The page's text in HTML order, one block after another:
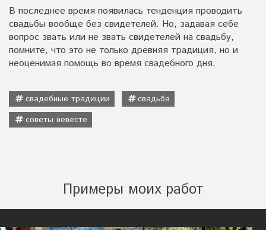
В последнее время появилась тенденция проводить
свадьбы вообще без свидетелей. Но, задавая себе
вопрос звать или не звать свидетелей на свадьбу,
помните, что это не только древняя традиция, но и
неоценимая помощь во время свадебного дня.
свадебные традиции
свадьба
советы невесте
Примеры моих работ